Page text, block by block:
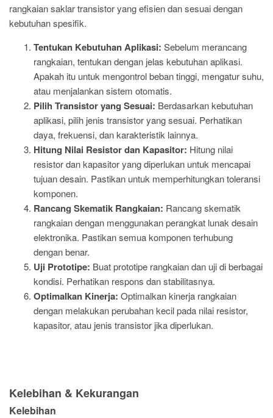
rangkaian saklar transistor yang efisien dan sesuai dengan
kebutuhan spesifik.
Tentukan Kebutuhan Aplikasi: Sebelum merancang
rangkaian, tentukan dengan jelas kebutuhan aplikasi.
Apakah itu untuk mengontrol beban tinggi, mengatur suhu,
atau menjalankan sistem otomatis.
Pilih Transistor yang Sesuai: Berdasarkan kebutuhan
aplikasi, pilih jenis transistor yang sesuai. Perhatikan
daya, frekuensi, dan karakteristik lainnya.
Hitung Nilai Resistor dan Kapasitor: Hitung nilai
resistor dan kapasitor yang diperlukan untuk mencapai
tujuan desain. Pastikan untuk memperhitungkan toleransi
komponen.
Rancang Skematik Rangkaian: Rancang skematik
rangkaian dengan menggunakan perangkat lunak desain
elektronika. Pastikan semua komponen terhubung
dengan benar.
Uji Prototipe: Buat prototipe rangkaian dan uji di berbagai
kondisi. Perhatikan respons dan stabilitasnya.
Optimalkan Kinerja: Optimalkan kinerja rangkaian
dengan melakukan perubahan kecil pada nilai resistor,
kapasitor, atau jenis transistor jika diperlukan.
Kelebihan & Kekurangan
Kelebihan